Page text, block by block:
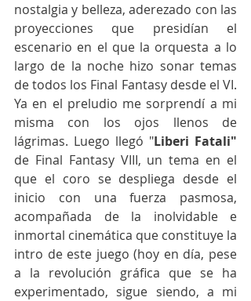
nostalgia y belleza, aderezado con las
proyecciones que presidían el
escenario en el que la orquesta a lo
largo de la noche hizo sonar temas
de todos los Final Fantasy desde el VI.
Ya en el preludio me sorprendí a mi
misma con los ojos llenos de
lágrimas. Luego llegó "Liberi Fatali"
de Final Fantasy VIII, un tema en el
que el coro se despliega desde el
inicio con una fuerza pasmosa,
acompañada de la inolvidable e
inmortal cinemática que constituye la
intro de este juego (hoy en día, pese
a la revolución gráfica que se ha
experimentado, sigue siendo, a mi